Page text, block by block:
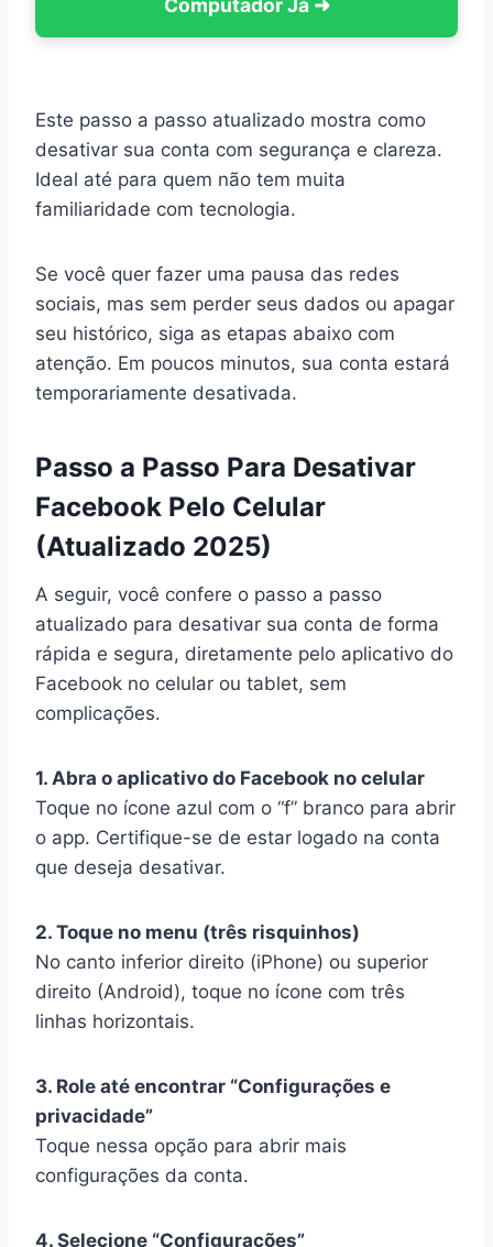
Computador Já ➜
Este passo a passo atualizado mostra como
desativar sua conta com segurança e clareza.
Ideal até para quem não tem muita
familiaridade com tecnologia.
Se você quer fazer uma pausa das redes
sociais, mas sem perder seus dados ou apagar
seu histórico, siga as etapas abaixo com
atenção. Em poucos minutos, sua conta estará
temporariamente desativada.
Passo a Passo Para Desativar
Facebook Pelo Celular
(Atualizado 2025)
A seguir, você confere o passo a passo
atualizado para desativar sua conta de forma
rápida e segura, diretamente pelo aplicativo do
Facebook no celular ou tablet, sem
complicações.
1. Abra o aplicativo do Facebook no celular
Toque no ícone azul com o “f” branco para abrir
o app. Certifique-se de estar logado na conta
que deseja desativar.
2. Toque no menu (três risquinhos)
No canto inferior direito (iPhone) ou superior
direito (Android), toque no ícone com três
linhas horizontais.
3. Role até encontrar “Configurações e
privacidade”
Toque nessa opção para abrir mais
configurações da conta.
4. Selecione “Configurações”